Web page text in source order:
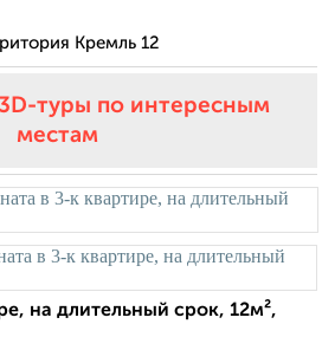
Кремль 12
туры по интересным
местам
на длительный срок, 12м²,